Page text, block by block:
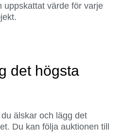
uppskattat värde för varje
det högsta
älskar och lägg det
Du kan följa auktionen till